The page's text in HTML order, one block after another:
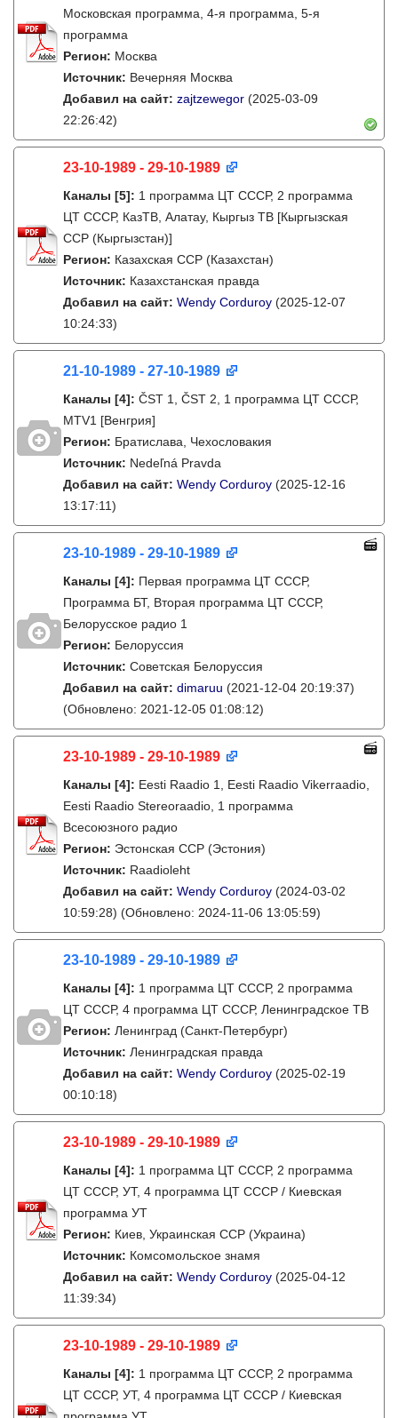
Московская программа, 4-я программа, 5-я
программа
Регион: Москва
Источник: Вечерняя Москва
Добавил на сайт: zajtzewegor (2025-03-09
22:26:42)
23-10-1989 - 29-10-1989
Каналы [5]: 1 программа ЦТ СССР, 2 программа
ЦТ СССР, КазТВ, Алатау, Кыргыз ТВ [Кыргызская
ССР (Кыргызстан)]
Регион: Казахская ССР (Казахстан)
Источник: Казахстанская правда
Добавил на сайт: Wendy Corduroy (2025-12-07
10:24:33)
21-10-1989 - 27-10-1989
Каналы [4]: ČST 1, ČST 2, 1 программа ЦТ СССР,
MTV1 [Венгрия]
Регион: Братислава, Чехословакия
Источник: Nedeľná Pravda
Добавил на сайт: Wendy Corduroy (2025-12-16
13:17:11)
23-10-1989 - 29-10-1989
Каналы [4]: Первая программа ЦТ СССР,
Программа БТ, Вторая программа ЦТ СССР,
Белорусское радио 1
Регион: Белоруссия
Источник: Советская Белоруссия
Добавил на сайт: dimaruu (2021-12-04 20:19:37)
(Обновлено: 2021-12-05 01:08:12)
23-10-1989 - 29-10-1989
Каналы [4]: Eesti Raadio 1, Eesti Raadio Vikerraadio,
Eesti Raadio Stereoraadio, 1 программа
Всесоюзного радио
Регион: Эстонская ССР (Эстония)
Источник: Raadioleht
Добавил на сайт: Wendy Corduroy (2024-03-02
10:59:28) (Обновлено: 2024-11-06 13:05:59)
23-10-1989 - 29-10-1989
Каналы [4]: 1 программа ЦТ СССР, 2 программа
ЦТ СССР, 4 программа ЦТ СССР, Ленинградское ТВ
Регион: Ленинград (Санкт-Петербург)
Источник: Ленинградская правда
Добавил на сайт: Wendy Corduroy (2025-02-19
00:10:18)
23-10-1989 - 29-10-1989
Каналы [4]: 1 программа ЦТ СССР, 2 программа
ЦТ СССР, УТ, 4 программа ЦТ СССР / Киевская
программа УТ
Регион: Киев, Украинская ССР (Украина)
Источник: Комсомольское знамя
Добавил на сайт: Wendy Corduroy (2025-04-12
11:39:34)
23-10-1989 - 29-10-1989
Каналы [4]: 1 программа ЦТ СССР, 2 программа
ЦТ СССР, УТ, 4 программа ЦТ СССР / Киевская